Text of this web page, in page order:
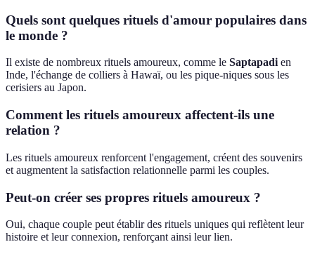
Quels sont quelques rituels d'amour populaires dans
le monde ?
Il existe de nombreux rituels amoureux, comme le Saptapadien
Inde, l'échange de colliers à Hawaï, ou les pique-niques sous les
cerisiers au Japon.
Comment les rituels amoureux affectent-ils une
relation ?
Les rituels amoureux renforcent l'engagement, créent des souvenirs
et augmentent la satisfaction relationnelle parmi les couples.
Peut-on créer ses propres rituels amoureux ?
Oui, chaque couple peut établir des rituels uniques qui reflètent leur
histoire et leur connexion, renforçant ainsi leur lien.